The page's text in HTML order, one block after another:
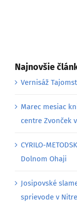
Najnovšie
Vernisáž
Marec mesiac
centre Zvonček
CYRILO-
Dolnom Ohaji
Josipovské
sprievode v Nitre